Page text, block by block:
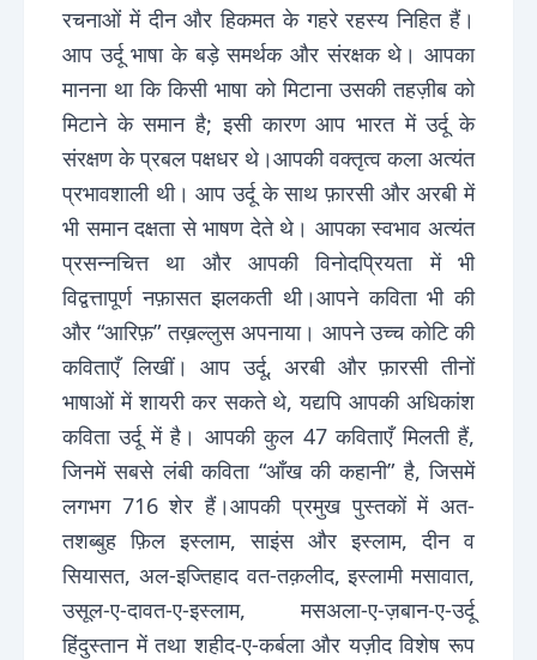
रचनाओं में दीन और हिकमत के गहरे रहस्य निहित हैं।
आप उर्दू भाषा के बड़े समर्थक और संरक्षक थे। आपका
मानना था कि किसी भाषा को मिटाना उसकी तहज़ीब को
मिटाने के समान है; इसी कारण आप भारत में उर्दू के
संरक्षण के प्रबल पक्षधर थे।आपकी वक्तृत्व कला अत्यंत
प्रभावशाली थी। आप उर्दू के साथ फ़ारसी और अरबी में
भी समान दक्षता से भाषण देते थे। आपका स्वभाव अत्यंत
प्रसन्नचित्त था और आपकी विनोदप्रियता में भी
विद्वत्तापूर्ण नफ़ासत झलकती थी।आपने कविता भी की
और “आरिफ़” तख़ल्लुस अपनाया। आपने उच्च कोटि की
कविताएँ लिखीं। आप उर्दू, अरबी और फ़ारसी तीनों
भाषाओं में शायरी कर सकते थे, यद्यपि आपकी अधिकांश
कविता उर्दू में है। आपकी कुल 47 कविताएँ मिलती हैं,
जिनमें सबसे लंबी कविता “आँख की कहानी” है, जिसमें
लगभग 716 शेर हैं।आपकी प्रमुख पुस्तकों में अत-
तशब्बुह फ़िल इस्लाम, साइंस और इस्लाम, दीन व
सियासत, अल-इज्तिहाद वत-तक़लीद, इस्लामी मसावात,
उसूल-ए-दावत-ए-इस्लाम, मसअला-ए-ज़बान-ए-उर्दू
हिंदुस्तान में तथा शहीद-ए-कर्बला और यज़ीद विशेष रूप